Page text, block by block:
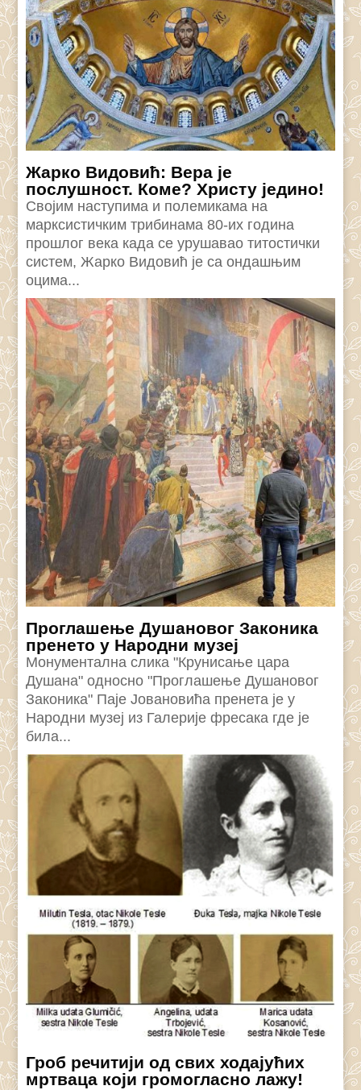
Жарко Видовић: Вера је
послушност. Коме? Христу једино!
Својим наступима и полемикама на
марксистичким трибинама 80-их година
прошлог века када се урушавао титостички
систем, Жарко Видовић је са ондашњим
оцима...
Проглашење Душановог Законика
пренето у Народни музеј
Монументална слика "Крунисање цара
Душана" односно "Проглашење Душановог
Законика" Паје Јовановића пренета је у
Народни музеј из Галерије фресака где је
била...
Гроб речитији од свих ходајућих
мртваца који громогласно лажу!